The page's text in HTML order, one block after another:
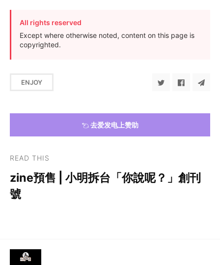
All rights reserved
Except where otherwise noted, content on this page is
copyrighted.
ENJOY
去爱发电上赞助
READ THIS
zine預售 | 小明拆台「你說呢？」創刊
號